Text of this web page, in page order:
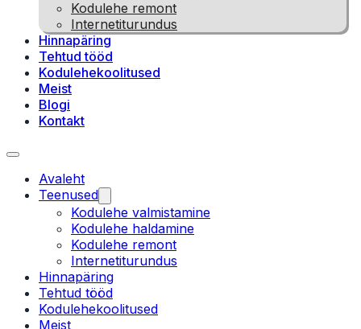
Kodulehe remont
Internetiturundus
Hinnapäring
Tehtud tööd
Kodulehekoolitused
Meist
Blogi
Kontakt
Avaleht
Teenused
Kodulehe valmistamine
Kodulehe haldamine
Kodulehe remont
Internetiturundus
Hinnapäring
Tehtud tööd
Kodulehekoolitused
Meist